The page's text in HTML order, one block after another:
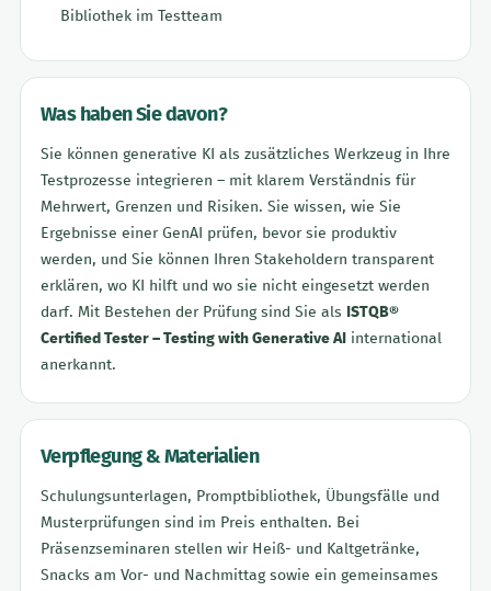
Bibliothek im Testteam
Was haben Sie davon?
Sie können generative KI als zusätzliches Werkzeug in Ihre
Testprozesse integrieren – mit klarem Verständnis für
Mehrwert, Grenzen und Risiken. Sie wissen, wie Sie
Ergebnisse einer GenAI prüfen, bevor sie produktiv
werden, und Sie können Ihren Stakeholdern transparent
erklären, wo KI hilft und wo sie nicht eingesetzt werden
darf. Mit Bestehen der Prüfung sind Sie als ISTQB®
Certified Tester – Testing with Generative AI international
anerkannt.
Verpflegung & Materialien
Schulungsunterlagen, Promptbibliothek, Übungsfälle und
Musterprüfungen sind im Preis enthalten. Bei
Präsenzseminaren stellen wir Heiß- und Kaltgetränke,
Snacks am Vor- und Nachmittag sowie ein gemeinsames